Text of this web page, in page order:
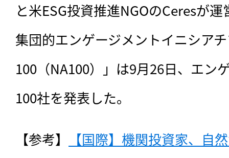
と米ESG投資推進NGOのCeresが
集団的エンゲージメントイニシア
100（NA100）」は9月26日、エン
100社を発表した。
【参考】
【国際】機関投資家、自